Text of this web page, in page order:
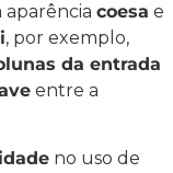
aparência coesa e
, por exemplo,
da entrada
entre a
no uso de